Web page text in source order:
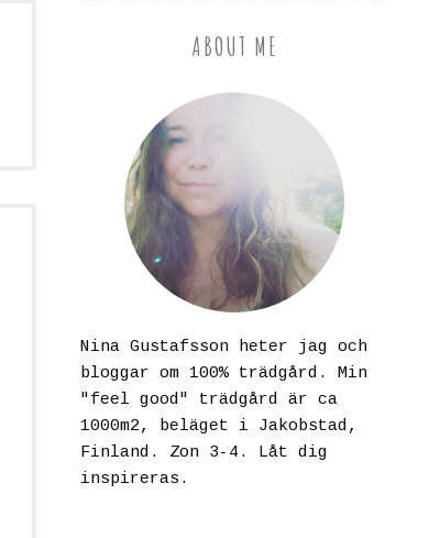
ABOUT ME
Nina Gustafsson heter jag och
bloggar om 100% trädgård. Min
"feel good" trädgård är ca
1000m2, beläget i Jakobstad,
Finland. Zon 3-4. Låt dig
inspireras.